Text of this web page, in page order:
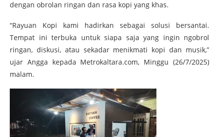
dengan obrolan ringan dan rasa kopi yang khas.
“Rayuan Kopi kami hadirkan sebagai solusi bersantai.
Tempat ini terbuka untuk siapa saja yang ingin ngobrol
ringan, diskusi, atau sekadar menikmati kopi dan musik,”
ujar Angga kepada Metrokaltara.com, Minggu (26/7/2025)
malam.